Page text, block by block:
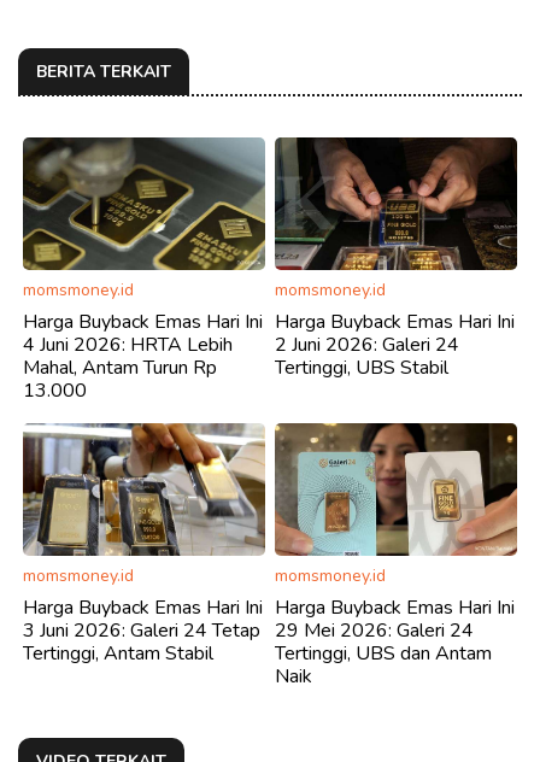
BERITA TERKAIT
momsmoney.id
Harga Buyback Emas Hari Ini
4 Juni 2026: HRTA Lebih
Mahal, Antam Turun Rp
13.000
momsmoney.id
Harga Buyback Emas Hari Ini
2 Juni 2026: Galeri 24
Tertinggi, UBS Stabil
momsmoney.id
Harga Buyback Emas Hari Ini
3 Juni 2026: Galeri 24 Tetap
Tertinggi, Antam Stabil
momsmoney.id
Harga Buyback Emas Hari Ini
29 Mei 2026: Galeri 24
Tertinggi, UBS dan Antam
Naik